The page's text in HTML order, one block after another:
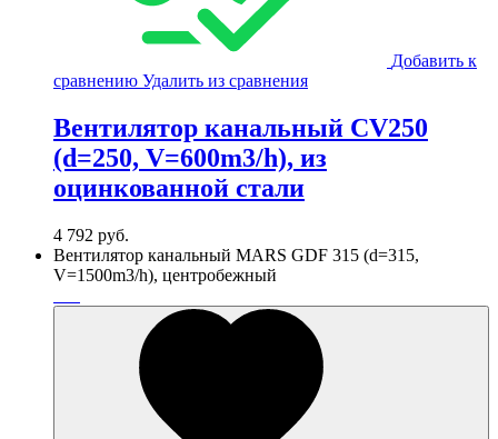
Добавить к
сравнению Удалить из сравнения
Вентилятор канальный CV250
(d=250, V=600m3/h), из
оцинкованной стали
4 792 руб.
Вентилятор канальный MARS GDF 315 (d=315,
V=1500m3/h), центробежный